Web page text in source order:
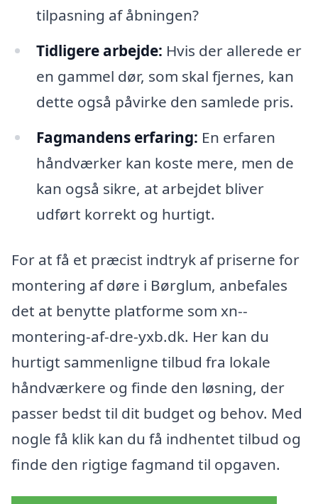
tilpasning af åbningen?
Tidligere arbejde: Hvis der allerede er
en gammel dør, som skal fjernes, kan
dette også påvirke den samlede pris.
Fagmandens erfaring: En erfaren
håndværker kan koste mere, men de
kan også sikre, at arbejdet bliver
udført korrekt og hurtigt.
For at få et præcist indtryk af priserne for
montering af døre i Børglum, anbefales
det at benytte platforme som xn--
montering-af-dre-yxb.dk. Her kan du
hurtigt sammenligne tilbud fra lokale
håndværkere og finde den løsning, der
passer bedst til dit budget og behov. Med
nogle få klik kan du få indhentet tilbud og
finde den rigtige fagmand til opgaven.